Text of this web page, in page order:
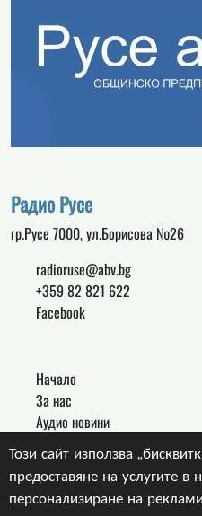
Този сайт използва
предоставяне на услугите в
персонализиране на
Радио Русе
гр.Русе 7000, ул.Борисова №26
radioruse@abv.bg
+359 82 821 622
Facebook
Начало
За нас
Аудио новини
Реклама
Връзки
Контакти